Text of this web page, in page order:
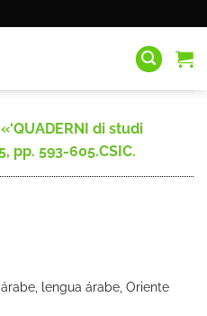
di studi
pp. 593-605.CSIC.
lengua árabe, Oriente